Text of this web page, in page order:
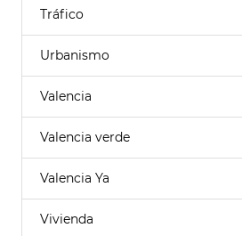
Tráfico
Urbanismo
Valencia
Valencia verde
Valencia Ya
Vivienda